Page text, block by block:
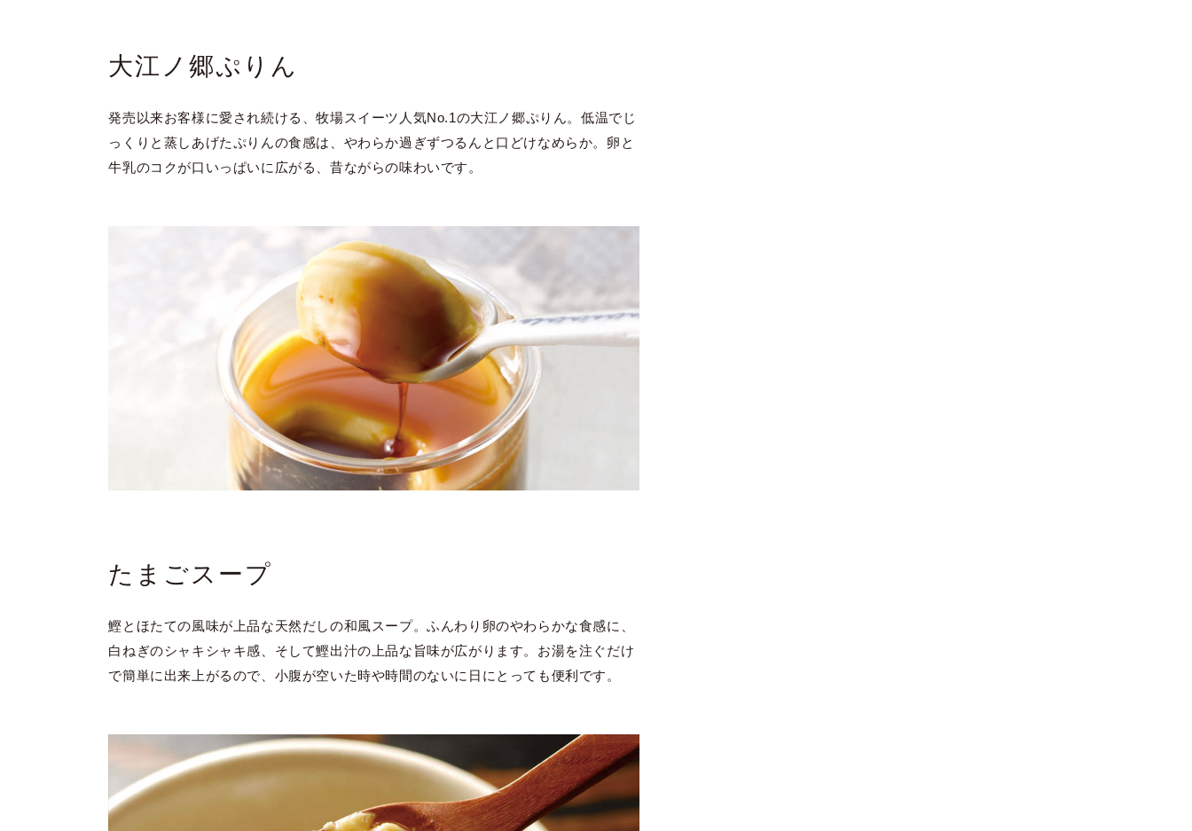
大江ノ郷ぷりん
発売以来お客様に愛され続ける、牧場スイーツ人気No.1の大江ノ郷ぷりん。低温でじ
っくりと蒸しあげたぷりんの食感は、やわらか過ぎずつるんと口どけなめらか。卵と
牛乳のコクが口いっぱいに広がる、昔ながらの味わいです。
たまごスープ
鰹とほたての風味が上品な天然だしの和風スープ。ふんわり卵のやわらかな食感に、
白ねぎのシャキシャキ感、そして鰹出汁の上品な旨味が広がります。お湯を注ぐだけ
で簡単に出来上がるので、小腹が空いた時や時間のないに日にとっても便利です。